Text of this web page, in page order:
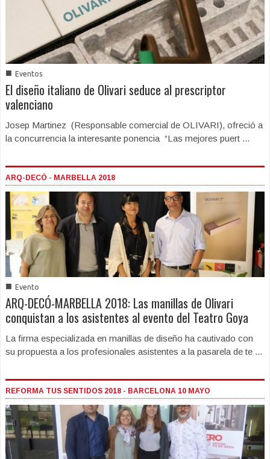
■ Eventos
El diseño italiano de Olivari seduce al prescriptor
valenciano
Josep Martinez (Responsable comercial de OLIVARI), ofreció a
la concurrencia la interesante ponencia “Las mejores puert ...
ARQ-DECÓ - MARBELLA 2018
■ Evento
ARQ-DECÓ-MARBELLA 2018: Las manillas de Olivari
conquistan a los asistentes al evento del Teatro Goya
La firma especializada en manillas de diseño ha cautivado con
su propuesta a los profesionales asistentes a la pasarela de te ...
REFORMA TUS SENTIDOS 2018 - BARCELONA 10 MAYO